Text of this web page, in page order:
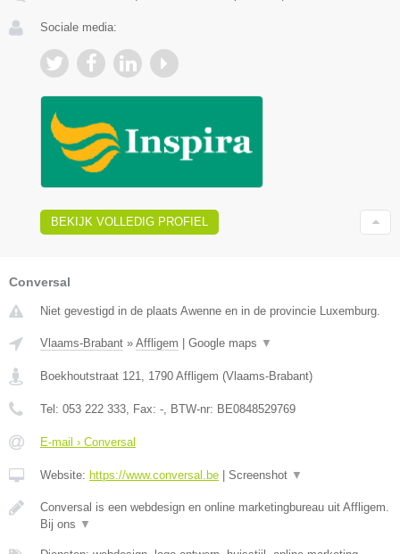
Sociale media:
BEKIJK VOLLEDIG PROFIEL
Conversal
Niet gevestigd in de plaats Awenne en in de provincie Luxemburg.
Vlaams-Brabant » Affligem Google maps ▼
Boekhoutstraat 121, 1790 Affligem (Vlaams-Brabant)
Tel: 053 222 333, Fax: -, BTW-nr: BE0848529769
E-mail › Conversal
Website: https://www.conversal.be Screenshot ▼
Conversal is een webdesign en online marketingbureau uit Affligem.
Bij ons ▼